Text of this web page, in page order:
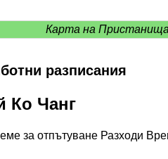
Карта на
разписания
Ко Чанг
за отпътуване Разходи